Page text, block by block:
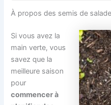
À propos des semis de
Si vous avez la
main verte, vous
savez que la
meilleure saison
pour
commencer à